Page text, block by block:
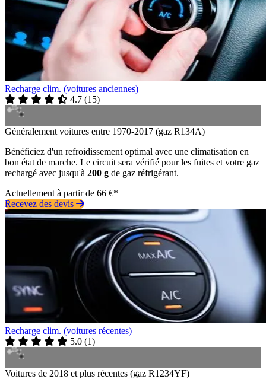
Recharge clim. (voitures anciennes)
4.7 (15)
Généralement voitures entre 1970-2017 (gaz R134A)
Bénéficiez d'un refroidissement optimal avec une climatisation en
bon état de marche. Le circuit sera vérifié pour les fuites et votre gaz
rechargé avec jusqu'à 200 g de gaz réfrigérant.
Actuellement à partir de 66 €*
Recevez des devis
Recharge clim. (voitures récentes)
5.0 (1)
Voitures de 2018 et plus récentes (gaz R1234YF)